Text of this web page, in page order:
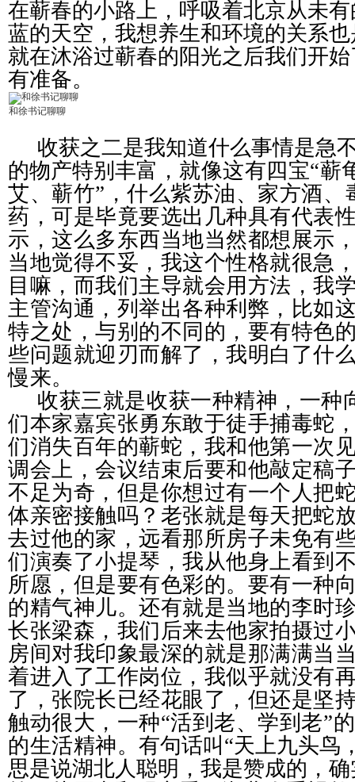
在蕲春的小路上，呼吸着北京从未
蓝的天空，我想养生和环境的关系
就在沐浴过蕲春的阳光之后我们开
有准备。
和徐书记聊聊
收获之二是我知道什么事情是急
的物产特别丰富， 就像这有四宝“蕲
艾、蕲竹”，什么紫苏油、家方酒、
药，可是毕竟要选出几种具有代表
示，这么多东西当地当然都想展示
当地觉得不妥，我这个性格就很急
目嘛，而我们主导就会用方法，我
主管沟通，列举出各种利弊，比如
特之处，与别的不同的，要有特色
些问题就迎刃而解了，我明白了什
慢来。
收获三就是收获一种精神，一种
们本家嘉宾张勇东敢于徒手捕毒蛇
们消失百年的蕲蛇，我和他第一次
调会上，会议结束后要和他敲定稿
不足为奇，但是你想过有一个人把
体亲密接触吗？老张就是每天把蛇
去过他的家，远看那所房子未免有
们演奏了小提琴，我从他身上看到
所愿，但是要有色彩的。要有一种
的精气神儿。还有就是当地的李时
长张梁森，我们后来去他家拍摄过
房间对我印象最深的就是那满满当
着进入了工作岗位，我似乎就没有
了，张院长已经花眼了，但还是坚
触动很大，一种“活到老、学到老”
的生活精神。有句话叫“天上九头鸟
思是说湖北人聪明，我是赞成的， 确